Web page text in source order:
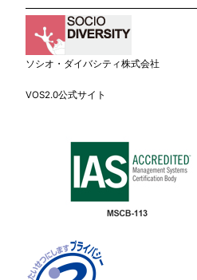
ソシオ・ダイバシティ株式会社
VOS2.0公式サイト